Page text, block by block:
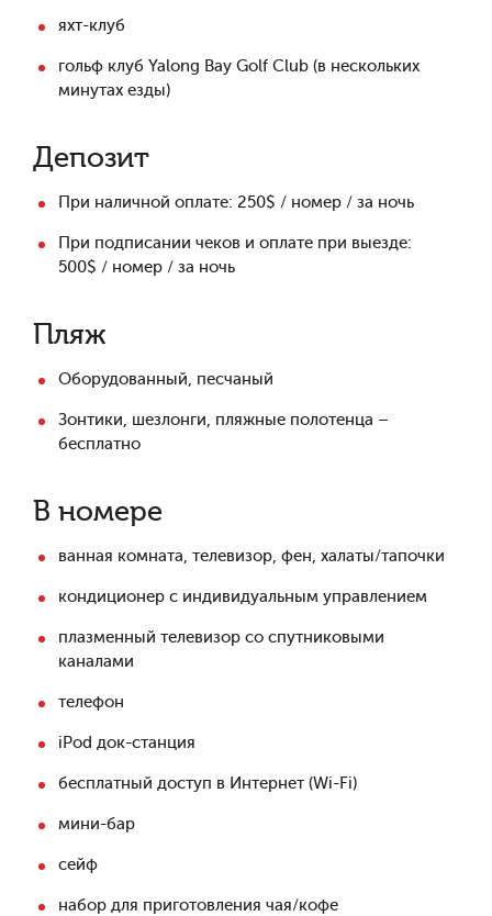
яхт-клуб
гольф клуб Yalong Bay Golf Club (в нескольких
минутах езды)
Депозит
При наличной оплате: 250$ / номер / за ночь
При подписании чеков и оплате при выезде:
500$ / номер / за ночь
Пляж
Оборудованный, песчаный
Зонтики, шезлонги, пляжные полотенца –
бесплатно
В номере
ванная комната, телевизор, фен, халаты/тапочки
кондиционер с индивидуальным управлением
плазменный телевизор со спутниковыми
каналами
телефон
iPod док-станция
бесплатный доступ в Интернет (Wi-Fi)
мини-бар
сейф
набор для приготовления чая/кофе